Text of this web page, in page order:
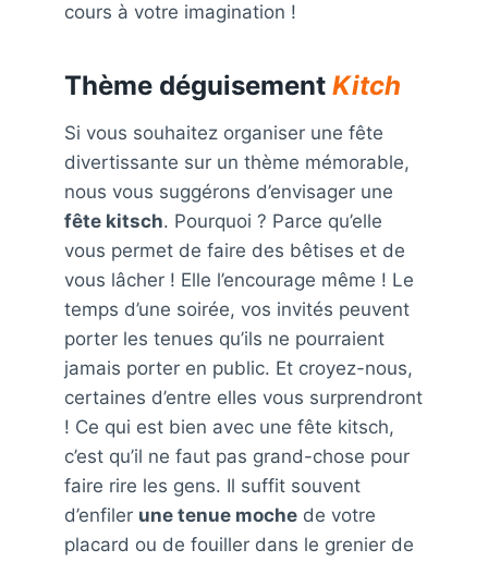
cours à votre imagination !
Thème déguisement Kitch
Si vous souhaitez organiser une fête
divertissante sur un thème mémorable,
nous vous suggérons d’envisager une
fête kitsch. Pourquoi ? Parce qu’elle
vous permet de faire des bêtises et de
vous lâcher ! Elle l’encourage même ! Le
temps d’une soirée, vos invités peuvent
porter les tenues qu’ils ne pourraient
jamais porter en public. Et croyez-nous,
certaines d’entre elles vous surprendront
! Ce qui est bien avec une fête kitsch,
c’est qu’il ne faut pas grand-chose pour
faire rire les gens. Il suffit souvent
d’enfiler une tenue moche de votre
placard ou de fouiller dans le grenier de